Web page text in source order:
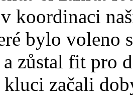
koordinaci
bylo voleno
zůstal fit pro
začali